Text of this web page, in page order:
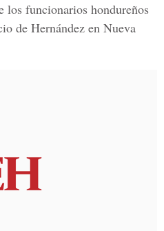
los funcionarios hondureños
de Hernández en Nueva